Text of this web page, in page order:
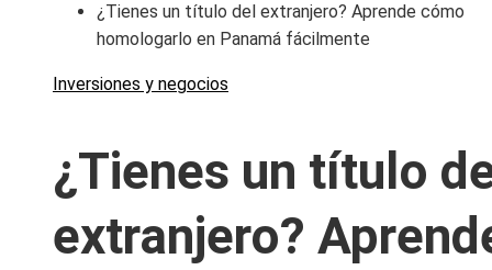
¿Tienes un título del extranjero? Aprende cómo
homologarlo en Panamá fácilmente
Inversiones y negocios
¿Tienes un título
extranjero?